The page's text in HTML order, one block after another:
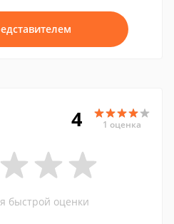
4 1 оценка
быстрой оценки